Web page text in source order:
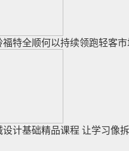
特全顺何以持续领跑轻客市
计基础精品课程 让学习像